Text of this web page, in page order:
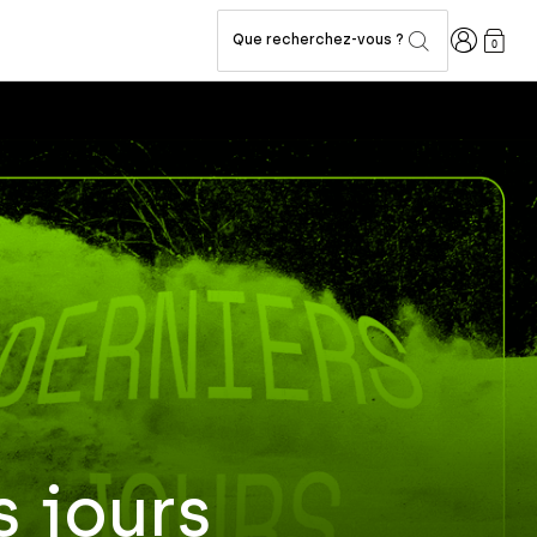
Que recherchez-vous ? Connexion
0
jours